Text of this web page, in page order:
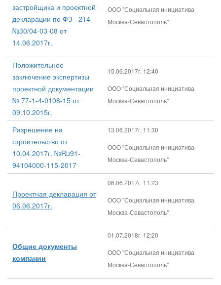
застройщика и проектной
декларации по ФЗ - 214
№30/04-03-08 от
14.06.2017г.
ООО "Социальная инициатива
Москва-Севастополь"
Положительное
заключение экспертизы
проектной документации
№ 77-1-4-0108-15 от
09.10.2015г.
15.06.2017г. 12:40
ООО "Социальная инициатива
Москва-Севастополь"
Разрешение на
строительство от
10.04.2017г. №Ru91-
94104000-115-2017
13.06.2017г. 11:30
ООО "Социальная инициатива
Москва-Севастополь"
Проектная декларация от
06.06.2017г.
06.06.2017г. 11:23
ООО "Социальная инициатива
Москва-Севастополь"
Общие документы
компании
01.07.2018г. 12:20
ООО "Социальная инициатива
Москва-Севастополь"